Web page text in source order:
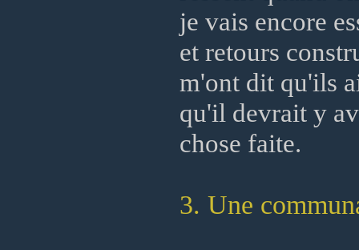
je vais encore
et retours
m'ont dit qu'ils
qu'il devrait y
chose faite.
3. Une